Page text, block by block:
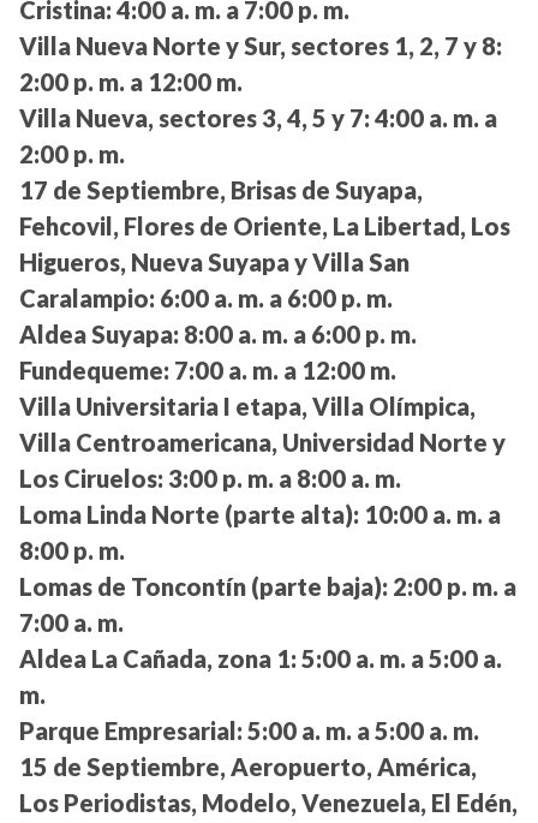
Cristina: 4:00 a. m. a 7:00 p. m.
Villa Nueva Norte y Sur, sectores 1, 2, 7 y 8:
2:00 p. m. a 12:00 m.
Villa Nueva, sectores 3, 4, 5 y 7: 4:00 a. m. a
2:00 p. m.
17 de Septiembre, Brisas de Suyapa,
Fehcovil, Flores de Oriente, La Libertad, Los
Higueros, Nueva Suyapa y Villa San
Caralampio: 6:00 a. m. a 6:00 p. m.
Aldea Suyapa: 8:00 a. m. a 6:00 p. m.
Fundequeme: 7:00 a. m. a 12:00 m.
Villa Universitaria I etapa, Villa Olímpica,
Villa Centroamericana, Universidad Norte y
Los Ciruelos: 3:00 p. m. a 8:00 a. m.
Loma Linda Norte (parte alta): 10:00 a. m. a
8:00 p. m.
Lomas de Toncontín (parte baja): 2:00 p. m. a
7:00 a. m.
Aldea La Cañada, zona 1: 5:00 a. m. a 5:00 a.
m.
Parque Empresarial: 5:00 a. m. a 5:00 a. m.
15 de Septiembre, Aeropuerto, América,
Los Periodistas, Modelo, Venezuela, El Edén,